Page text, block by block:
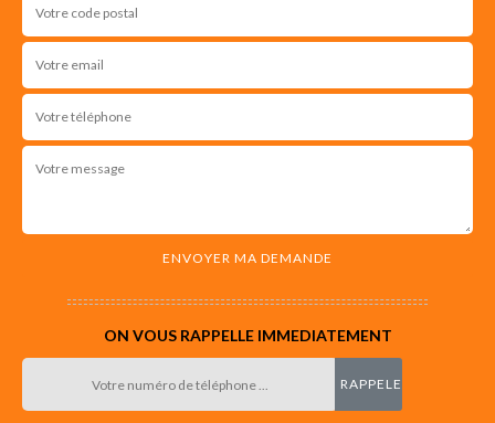
ON VOUS RAPPELLE IMMEDIATEMENT